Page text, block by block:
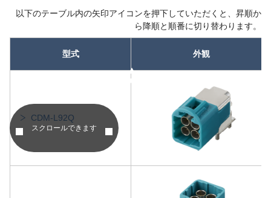
以下のテーブル内の矢印アイコンを押下していただくと、昇順か
ら降順と順番に切り替わります。
スクロールできます
型式 外観
CDM-L92Q